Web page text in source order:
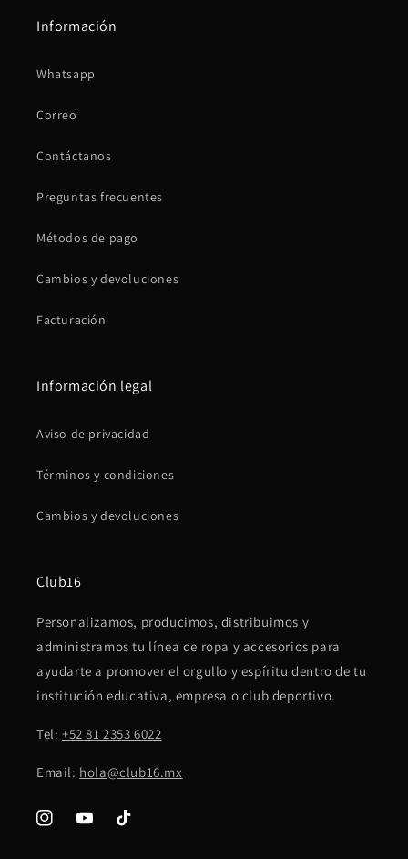
Información
Whatsapp
Correo
Contáctanos
Preguntas frecuentes
Métodos de pago
Cambios y devoluciones
Facturación
Información legal
Aviso de privacidad
Términos y condiciones
Cambios y devoluciones
Club16
Personalizamos, producimos, distribuimos y
administramos tu línea de ropa y accesorios para
ayudarte a promover el orgullo y espíritu dentro de tu
institución educativa, empresa o club deportivo.
Tel: +52 81 2353 6022
Email: hola@club16.mx
InstagramYouTubeTikTok